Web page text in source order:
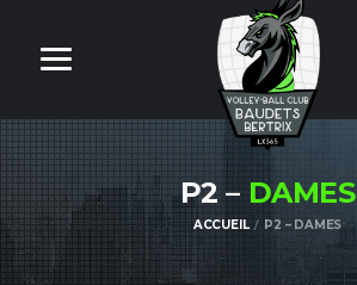
P2 – DAMES
ACCUEIL P2 – DAMES